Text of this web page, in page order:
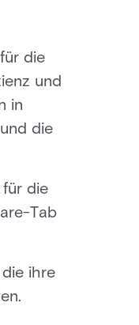
die
und
in
die
die
Tab
ihre